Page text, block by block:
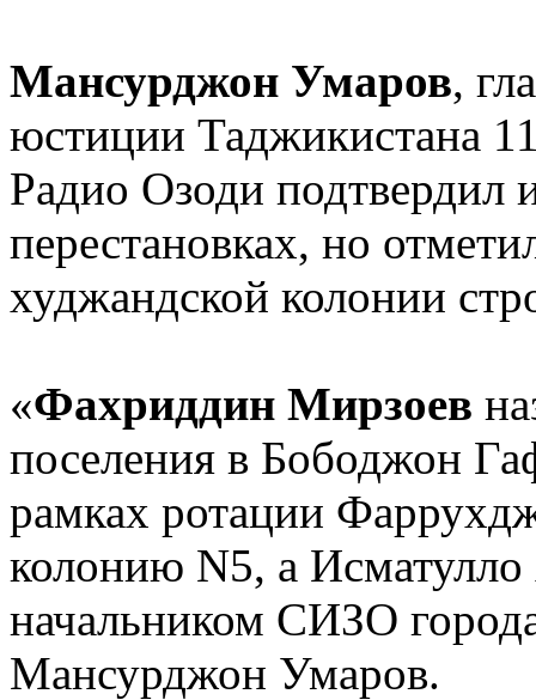
Мансурджон Умаров,
юстиции Таджикистана
Радио Озоди
перестановках, но
худжандской колонии
«Фахриддин Мирзоев
поселения в Бободжон
рамках ротации
колонию N5, а Исматулло
начальником СИЗО
Мансурджон Умаров.